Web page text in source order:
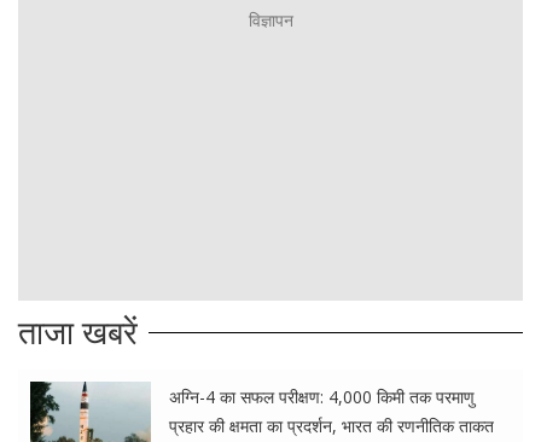
ताजा खबरें
अग्नि-4 का सफल परीक्षण: 4,000 किमी तक परमाणु
प्रहार की क्षमता का प्रदर्शन, भारत की रणनीतिक ताकत